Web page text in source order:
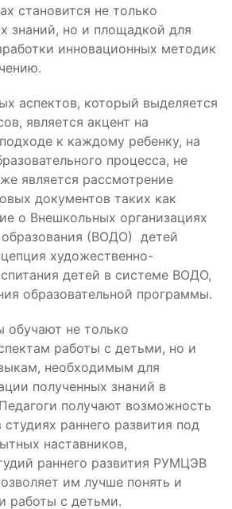
становится не только
знаний, но и площадкой для
инновационных методик
аспектов, который выделяется
является акцент на
к каждому ребенку, на
процесса, не
является рассмотрение
документов таких как
о Внешкольных организациях
образования (ВОДО) детей
художественно-
детей в системе ВОДО,
образовательной программы.
обучают не только
работы с детьми, но и
необходимым для
полученных знаний в
получают возможность
раннего развития под
наставников,
раннего развития РУМЦЭВ
им лучше понять и
работы с детьми.